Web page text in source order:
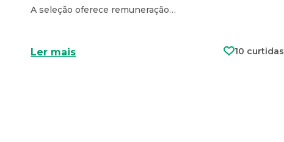
A seleção oferece remuneração…
Ler mais 10 curtidas